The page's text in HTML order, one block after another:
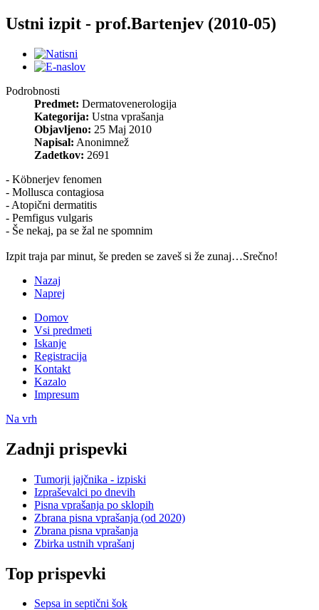
Ustni izpit - prof.Bartenjev (2010-05)
Podrobnosti
Predmet: Dermatovenerologija
Kategorija: Ustna vprašanja
Objavljeno: 25 Maj 2010
Napisal: Anonimnež
Zadetkov: 2691
- Köbnerjev fenomen
- Mollusca contagiosa
- Atopični dermatitis
- Pemfigus vulgaris
- Še nekaj, pa se žal ne spomnim
Izpit traja par minut, še preden se zaveš si že zunaj…Srečno!
Nazaj
Naprej
Domov
Vsi predmeti
Iskanje
Registracija
Kontakt
Kazalo
Impresum
Na vrh
Zadnji prispevki
Tumorji jajčnika - izpiski
Izpraševalci po dnevih
Pisna vprašanja po sklopih
Zbrana pisna vprašanja (od 2020)
Zbrana pisna vprašanja
Zbirka ustnih vprašanj
Top prispevki
Sepsa in septični šok